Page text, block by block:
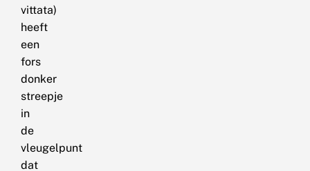
vittata)
heeft
een
fors
donker
streepje
in
de
vleugelpunt
dat